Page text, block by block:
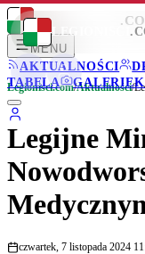
LEGIONISCI
MENU
AKTUALNOŚCI
TABELA
GALERIE
LEGIONISCI
Legionisci.com/Aktualności/
Legijne
czwartek, 7 listopada 2024